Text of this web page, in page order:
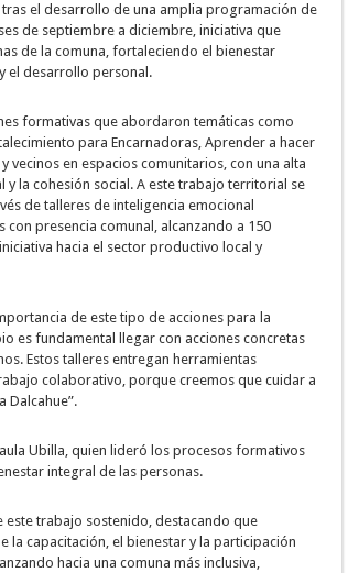
el desarrollo de una amplia programación de
de septiembre a diciembre, iniciativa que
de la comuna, fortaleciendo el bienestar
el desarrollo personal.
formativas que abordaron temáticas como
para Encarnadoras, Aprender a hacer
vecinos en espacios comunitarios, con una alta
la cohesión social. A este trabajo territorial se
de talleres de inteligencia emocional
con presencia comunal, alcanzando a 150
hacia el sector productivo local y
de este tipo de acciones para la
es fundamental llegar con acciones concretas
Estos talleres entregan herramientas
colaborativo, porque creemos que cuidar a
Dalcahue”.
Ubilla, quien lideró los procesos formativos
integral de las personas.
trabajo sostenido, destacando que
capacitación, el bienestar y la participación
hacia una comuna más inclusiva,